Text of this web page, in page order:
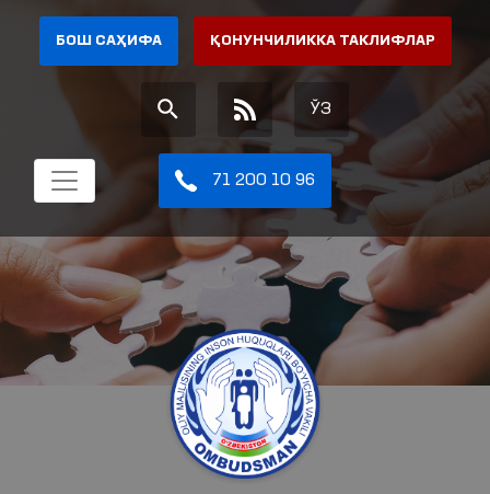
БОШ САҲИФА ҚОНУНЧИЛИККА ТАКЛИФЛАР
ЎЗ
71 200 10 96